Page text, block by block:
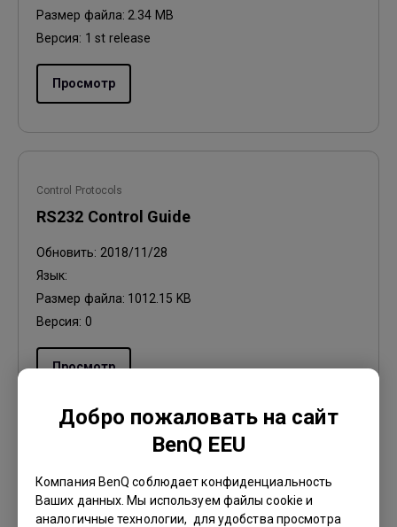
Добро пожаловать на сайт
BenQ EEU
Компания BenQ соблюдает конфиденциальность
Ваших данных. Мы используем файлы cookie и
аналогичные технологии, для удобства просмотра
Размер файла: 2.34 MB
Версия: 1 st release
Просмотр
Control Protocols
RS232 Control Guide
Обновить: 2018/11/28
Язык:
Размер файла: 1012.15 KB
Версия: 0
Просмотр
Руководство пользователя
Quick Start Guide